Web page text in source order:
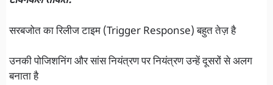
सरबजोत का रिलीज टाइम (Trigger Response) बहुत तेज़ है
उनकी पोजिशनिंग और सांस नियंत्रण पर नियंत्रण उन्हें दूसरों से अलग
बनाता है